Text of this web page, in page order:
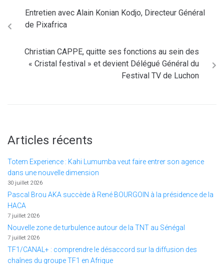
Entretien avec Alain Konian Kodjo, Directeur Général
de Pixafrica
Christian CAPPE, quitte ses fonctions au sein des
« Cristal festival » et devient Délégué Général du
Festival TV de Luchon
Articles récents
Totem Experience : Kahi Lumumba veut faire entrer son agence
dans une nouvelle dimension
30 juillet 2026
Pascal Brou AKA succède à René BOURGOIN à la présidence de la
HACA
7 juillet 2026
Nouvelle zone de turbulence autour de la TNT au Sénégal
7 juillet 2026
TF1/CANAL+ : comprendre le désaccord sur la diffusion des
chaînes du groupe TF1 en Afrique